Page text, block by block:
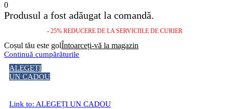
0
Produsul a fost adăugat la comandă.
- 25% REDUCERE DE LA SERVICIILE DE CURIER
Coșul tău este golÎntoarceți-vă la magazin
Continuă cumpărăturile
ALEGEȚI
UN CADOU
Link to: ALEGEȚI UN CADOU